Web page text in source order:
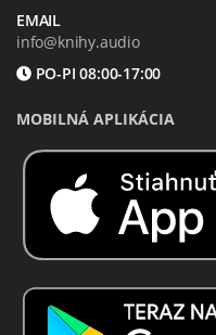
EMAIL
info@knihy.audio
PO-PI 08:00-17:00
MOBILNÁ APLIKÁCIA